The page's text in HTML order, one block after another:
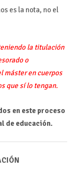
es la nota, no el
la titulación
o
máster en cuerpos
que sí lo tengan.
en este proceso
de educación.